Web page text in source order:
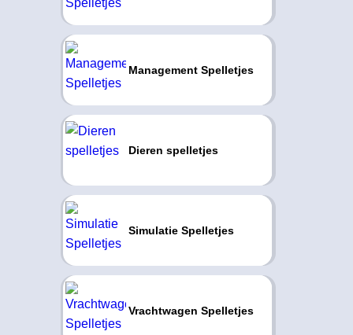
Management Spelletjes
Dieren spelletjes
Simulatie Spelletjes
Vrachtwagen Spelletjes